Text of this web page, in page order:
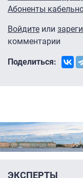
Абоненты
Войдите или
комментарии
Поделиться:
ЭКСПЕРТЫ